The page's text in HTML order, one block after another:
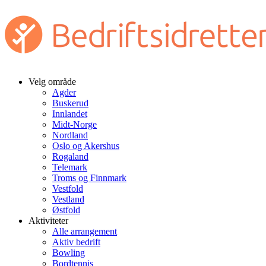
Velg område
Agder
Buskerud
Innlandet
Midt-Norge
Nordland
Oslo og Akershus
Rogaland
Telemark
Troms og Finnmark
Vestfold
Vestland
Østfold
Aktiviteter
Alle arrangement
Aktiv bedrift
Bowling
Bordtennis